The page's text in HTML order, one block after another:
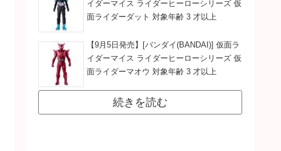
イダーマイス ライダーヒーローシリーズ 仮
面ライダーダット 対象年齢 3 才以上
【9月5日発売】[バンダイ(BANDAI)] 仮面ラ
イダーマイス ライダーヒーローシリーズ 仮
面ライダーマオウ 対象年齢 3 才以上
続きを読む